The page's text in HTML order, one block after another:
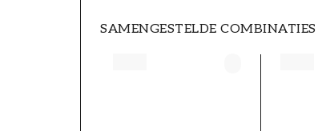
SAMENGESTELDE COMBINATIES